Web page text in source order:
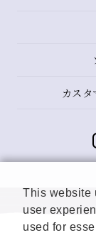
カス
This website
user
used for